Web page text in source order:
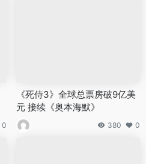
0
《死侍3》全球总票房破9亿美
元 接续《奥本海默》
380 0